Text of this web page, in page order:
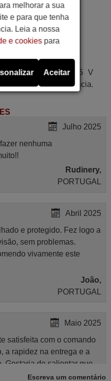
utilizam este
LR03 de tensão 1.5 V
de comandos à distância.
Julho 2025
nenhuma
Rudinery,
PORTUGAL
Abril 2025
e protegido. Fez logo a
sem problemas.
vivamente este
João,
PORTUGAL
Maio 2025
satisfeita com o comando
a rapidez na entrega e a
Gostaria de salientar que
informação acerca de
Escreva um comentário
melhorar a sua
e para que tenha
Leia a nossa
e cookiespara
Aceitar